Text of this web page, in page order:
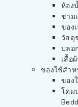
ห้อง
ชาม
ของ
วัสดุ
ปลอ
เสื้อ
ของใช้สำห
ของ
โดม